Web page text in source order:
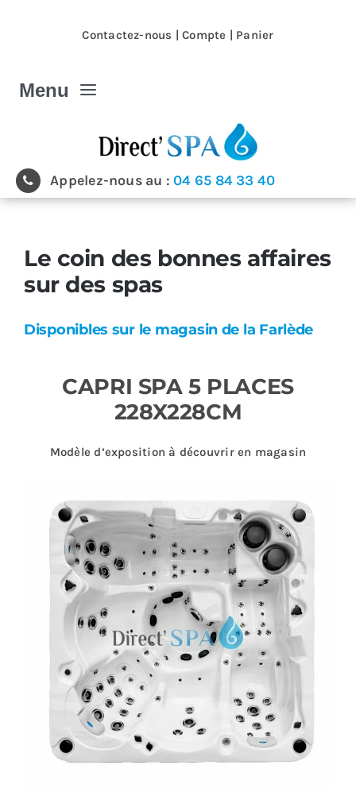
Appelez-nous au :04 65 84 33 40
Contactez-nous |Compte | Panier
Menu
Nos magasins
Spa de nage
Le coin des bonnes affaires
sur des spas
Disponibles sur le magasin de la Farlède
CAPRI SPA 5 PLACES
228X228CM
Modèle d’exposition à découvrir en magasin